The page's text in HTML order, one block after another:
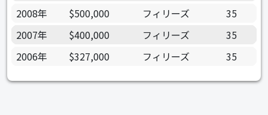
2008年
$500,000 フィリーズ
35
2007年
$400,000 フィリーズ
35
2006年
$327,000 フィリーズ 35